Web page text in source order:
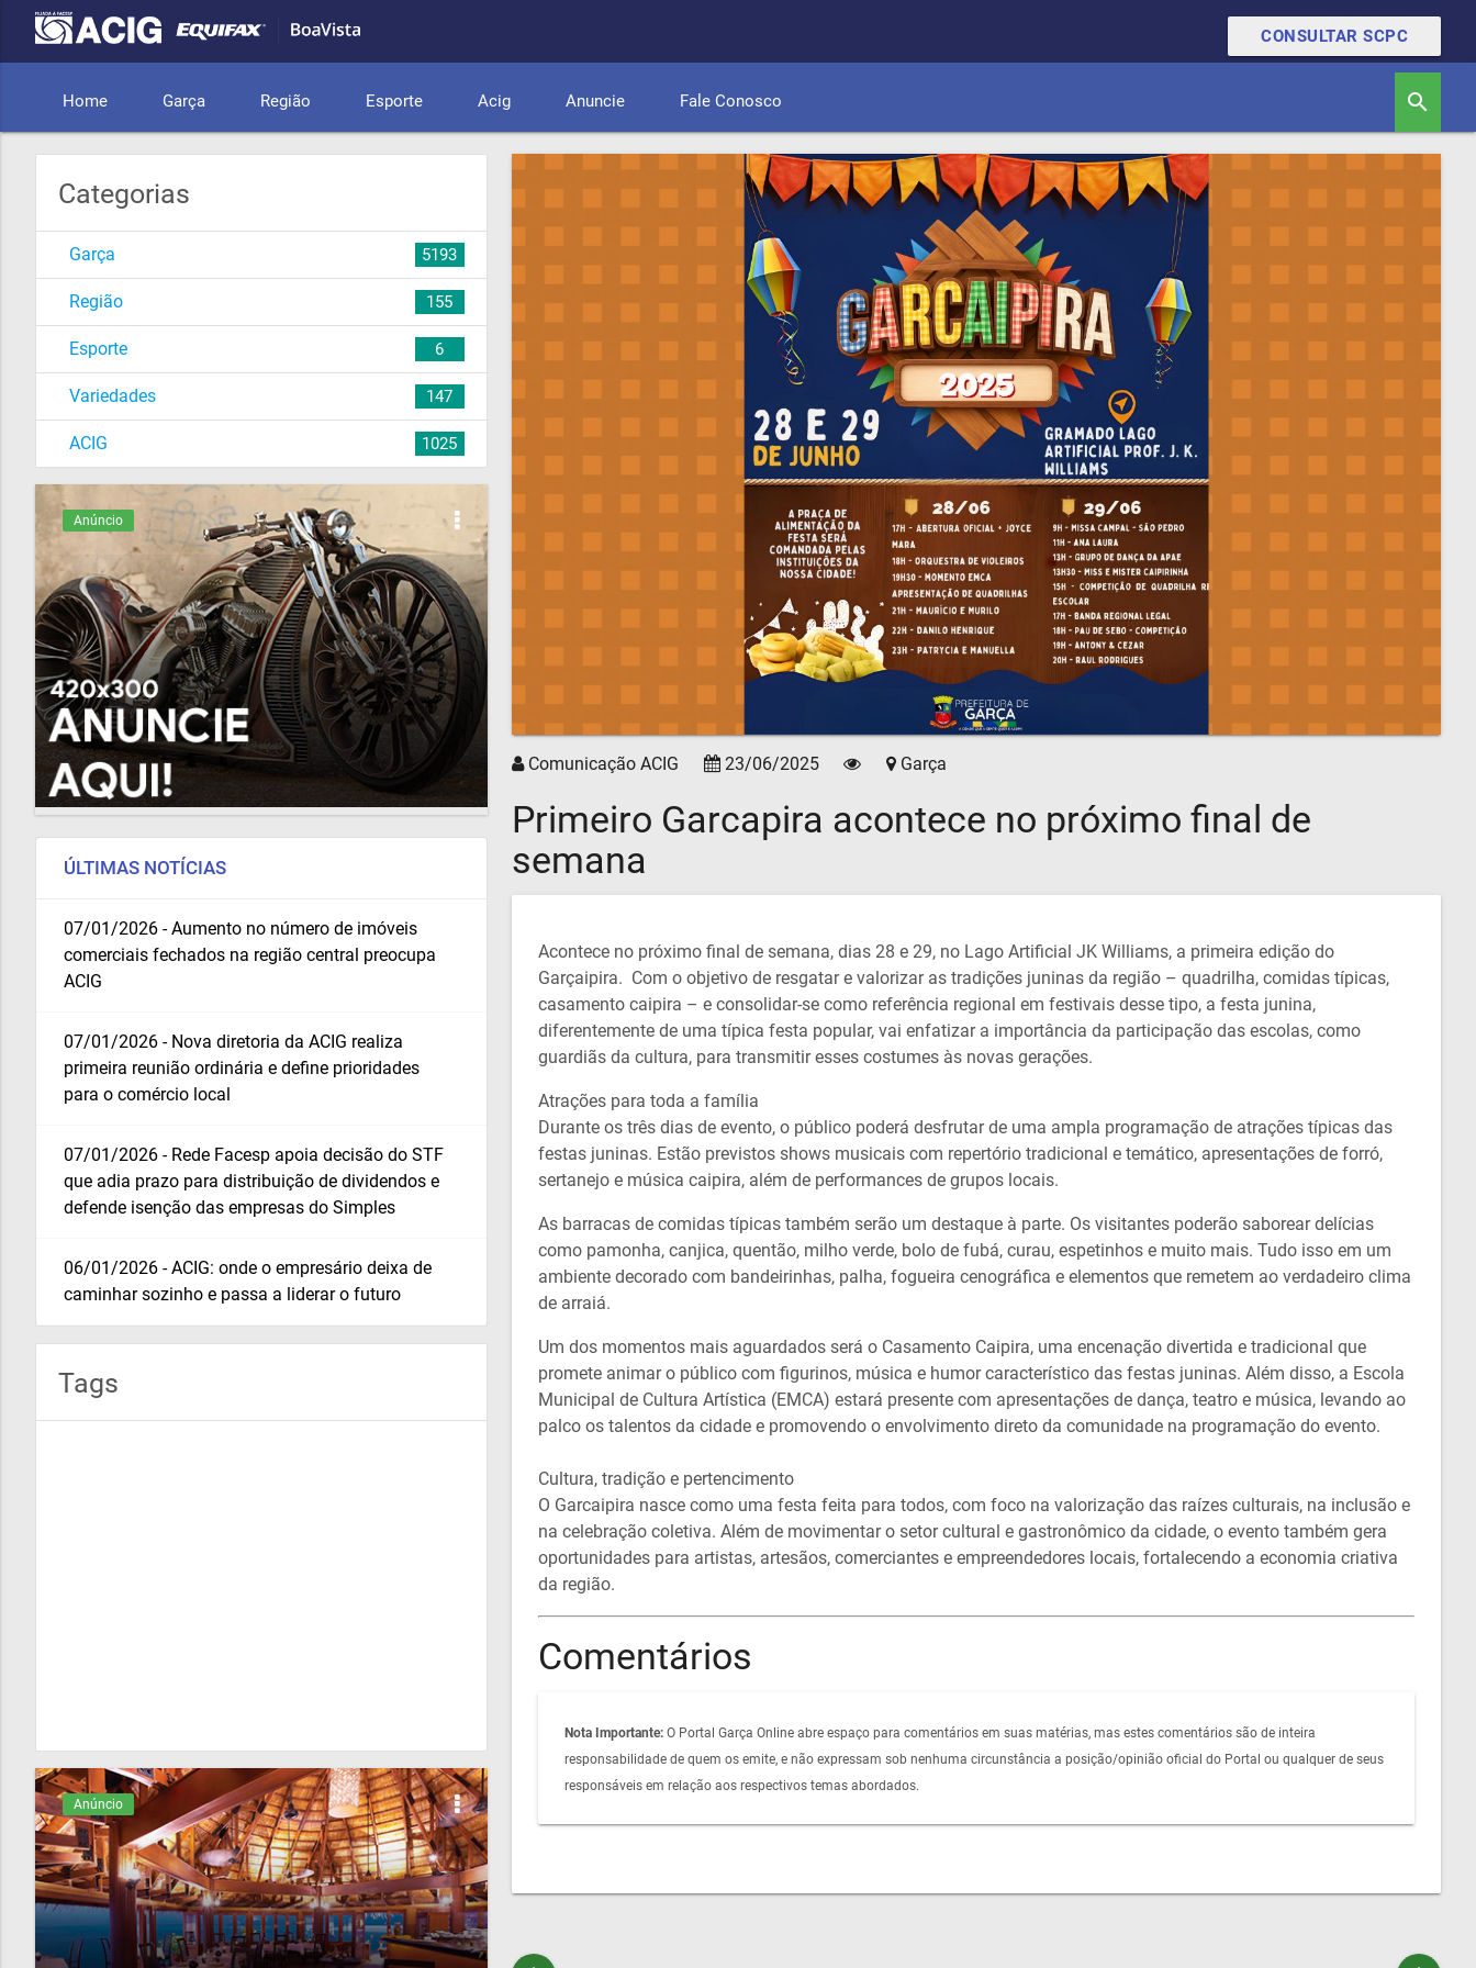
CONSULTAR SCPC
Home Garça Região Esporte Acig Anuncie Fale Conosco search
Categorias
5193
Garça
155
Região
6
Esporte
147
Variedades
1025
ACIG
Anúncio
ÚLTIMAS NOTÍCIAS
07/01/2026 - Aumento no número de imóveis
comerciais fechados na região central preocupa
ACIG
07/01/2026 - Nova diretoria da ACIG realiza
primeira reunião ordinária e define prioridades
para o comércio local
07/01/2026 - Rede Facesp apoia decisão do STF
que adia prazo para distribuição de dividendos e
defende isenção das empresas do Simples
06/01/2026 - ACIG: onde o empresário deixa de
caminhar sozinho e passa a liderar o futuro
Tags
Anúncio
Comunicação ACIG 23/06/2025 Garça
Primeiro Garcapira acontece no próximo final de
semana
Acontece no próximo final de semana, dias 28 e 29, no Lago Artificial JK Williams, a primeira edição do
Garçaipira. Com o objetivo de resgatar e valorizar as tradições juninas da região – quadrilha, comidas típicas,
casamento caipira – e consolidar-se como referência regional em festivais desse tipo, a festa junina,
diferentemente de uma típica festa popular, vai enfatizar a importância da participação das escolas, como
guardiãs da cultura, para transmitir esses costumes às novas gerações.
Atrações para toda a família
Durante os três dias de evento, o público poderá desfrutar de uma ampla programação de atrações típicas das
festas juninas. Estão previstos shows musicais com repertório tradicional e temático, apresentações de forró,
sertanejo e música caipira, além de performances de grupos locais.
As barracas de comidas típicas também serão um destaque à parte. Os visitantes poderão saborear delícias
como pamonha, canjica, quentão, milho verde, bolo de fubá, curau, espetinhos e muito mais. Tudo isso em um
ambiente decorado com bandeirinhas, palha, fogueira cenográfica e elementos que remetem ao verdadeiro clima
de arraiá.
Um dos momentos mais aguardados será o Casamento Caipira, uma encenação divertida e tradicional que
promete animar o público com figurinos, música e humor característico das festas juninas. Além disso, a Escola
Municipal de Cultura Artística (EMCA) estará presente com apresentações de dança, teatro e música, levando ao
palco os talentos da cidade e promovendo o envolvimento direto da comunidade na programação do evento.
Cultura, tradição e pertencimento
O Garcaipira nasce como uma festa feita para todos, com foco na valorização das raízes culturais, na inclusão e
na celebração coletiva. Além de movimentar o setor cultural e gastronômico da cidade, o evento também gera
oportunidades para artistas, artesãos, comerciantes e empreendedores locais, fortalecendo a economia criativa
da região.
Comentários
Nota Importante: O Portal Garça Online abre espaço para comentários em suas matérias, mas estes comentários são de inteira
responsabilidade de quem os emite, e não expressam sob nenhuma circunstância a posição/opinião oficial do Portal ou qualquer de seus
responsáveis em relação aos respectivos temas abordados.